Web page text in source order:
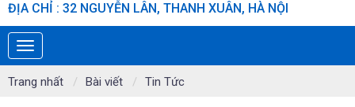
ĐỊA CHỈ : 32 NGUYỄN LÂN, THANH XUÂN, HÀ NỘI
Trang nhất Bài viết Tin Tức